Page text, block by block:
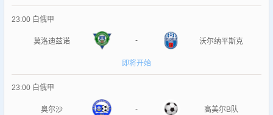
23:00 白俄甲
莫洛迪兹诺 - 沃尔纳平斯克
即将开始
23:00 白俄甲
奥尔沙 - 高美尔B队